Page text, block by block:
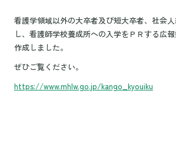
看護学領域以外の大卒者及び短大卒者、社会
し、看護師学校養成所への入学をＰＲする広
作成しました。
ぜひご覧ください。
https://www.mhlw.go.jp/kango_kyouiku